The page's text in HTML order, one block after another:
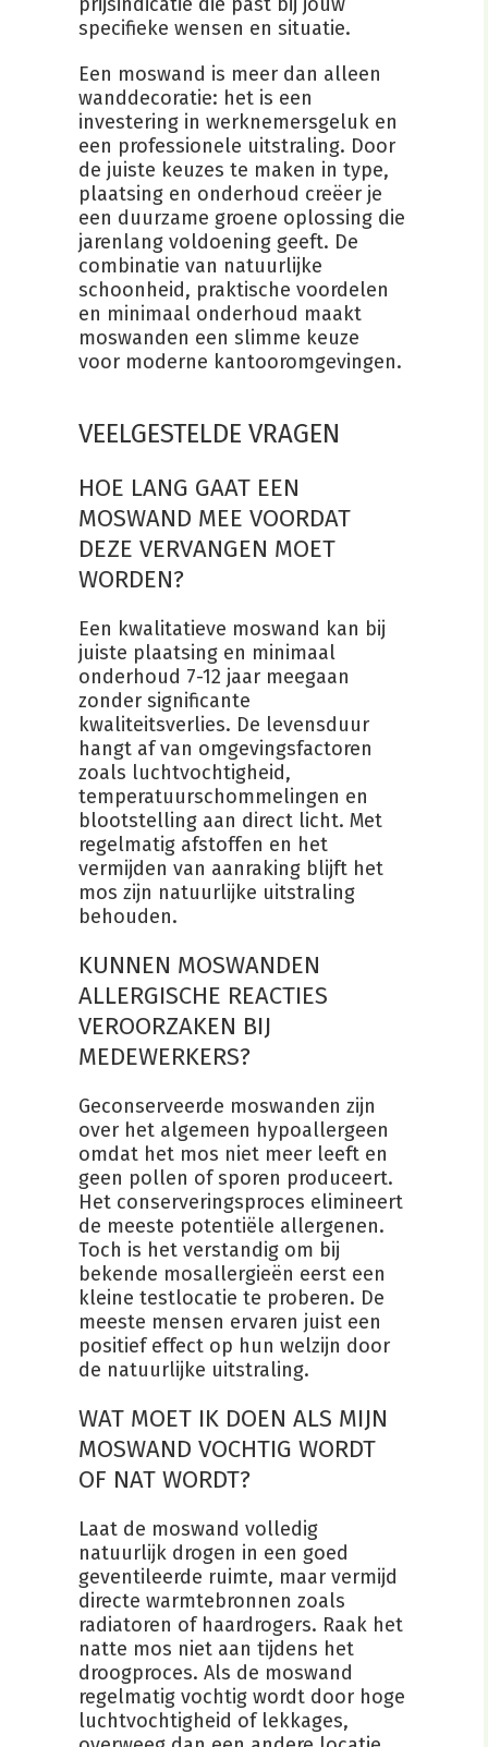
specifieke wensen en situatie.
Een moswand is meer dan alleen
wanddecoratie: het is een
investering in werknemersgeluk en
een professionele uitstraling. Door
de juiste keuzes te maken in type,
plaatsing en onderhoud creëer je
een duurzame groene oplossing die
jarenlang voldoening geeft. De
combinatie van natuurlijke
schoonheid, praktische voordelen
en minimaal onderhoud maakt
moswanden een slimme keuze
voor moderne kantooromgevingen.
VEELGESTELDE VRAGEN
HOE LANG GAAT EEN
MOSWAND MEE VOORDAT
DEZE VERVANGEN MOET
WORDEN?
Een kwalitatieve moswand kan bij
juiste plaatsing en minimaal
onderhoud 7-12 jaar meegaan
zonder significante
kwaliteitsverlies. De levensduur
hangt af van omgevingsfactoren
zoals luchtvochtigheid,
temperatuurschommelingen en
blootstelling aan direct licht. Met
regelmatig afstoffen en het
vermijden van aanraking blijft het
mos zijn natuurlijke uitstraling
behouden.
KUNNEN MOSWANDEN
ALLERGISCHE REACTIES
VEROORZAKEN BIJ
MEDEWERKERS?
Geconserveerde moswanden zijn
over het algemeen hypoallergeen
omdat het mos niet meer leeft en
geen pollen of sporen produceert.
Het conserveringsproces elimineert
de meeste potentiële allergenen.
Toch is het verstandig om bij
bekende mosallergieën eerst een
kleine testlocatie te proberen. De
meeste mensen ervaren juist een
positief effect op hun welzijn door
de natuurlijke uitstraling.
WAT MOET IK DOEN ALS MIJN
MOSWAND VOCHTIG WORDT
OF NAT WORDT?
Laat de moswand volledig
natuurlijk drogen in een goed
geventileerde ruimte, maar vermijd
directe warmtebronnen zoals
radiatoren of haardrogers. Raak het
natte mos niet aan tijdens het
droogproces. Als de moswand
regelmatig vochtig wordt door hoge
luchtvochtigheid of lekkages,